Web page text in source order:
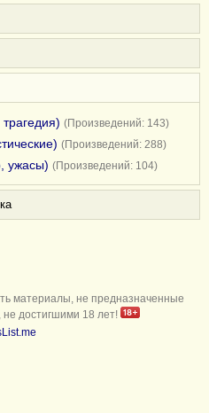
(Произведений: 143)
(Произведений: 288)
ужасы) (Произведений: 104)
материалы, не предназначенные
достигшими 18 лет!